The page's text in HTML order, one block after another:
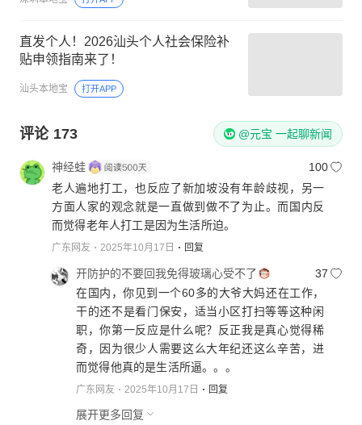
直发个人！2026汕头个人社会保险补
贴申领指南来了！
汕头本地宝 打开APP
评论 173 @元宝 一起聊新闻
神经蛙
100
老人遍地打工，也反应了新加坡没有年龄歧视，另一
方面人家的观念就是一直做到做不了为止。而国内反
而觉得老年人打工是因为生活所迫。
广东网友 2025年10月17日 回复
开防护的不要回我免得玻璃心受不了
37
在国内，你见到一个60多的大爷大妈还在工作，
干的还不是看门保安，适当小区打扫等等这种闲
职，你第一反应是什么呢？反正我是真心觉得稀
奇，因为很少人需要这么大年纪还这么辛苦，进
而觉得他真的是生活所逼。。。
广东网友 2025年10月17日 回复
展开更多回复